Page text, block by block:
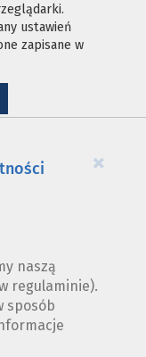
ustawień
zapisane w
×
naszą
regulaminie).
sposób